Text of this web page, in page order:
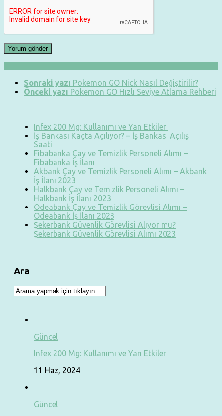
Sonraki yazı Pokemon GO Nick Nasıl Değiştirilir?
Önceki yazı Pokemon GO Hızlı Seviye Atlama Rehberi
Infex 200 Mg: Kullanımı ve Yan Etkileri
İş Bankası Kaçta Açılıyor? – İş Bankası Açılış
Saati
Fibabanka Çay ve Temizlik Personeli Alımı –
Fibabanka İş İlanı
Akbank Çay ve Temizlik Personeli Alımı – Akbank
İş İlanı 2023
Halkbank Çay ve Temizlik Personeli Alımı –
Halkbank İş İlanı 2023
Odeabank Çay ve Temizlik Görevlisi Alımı –
Odeabank İş İlanı 2023
Şekerbank Güvenlik Görevlisi Alıyor mu?
Şekerbank Güvenlik Görevlisi Alımı 2023
Ara
Güncel
Infex 200 Mg: Kullanımı ve Yan Etkileri
11 Haz, 2024
Güncel